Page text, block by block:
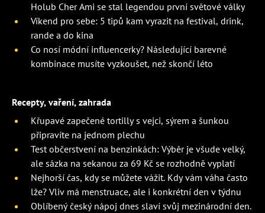
Holub Cher Ami se stal legendou první světové války
Víkend pro sebe: 5 tipů kam vyrazit na festival, drink,
rande a do kina
Co nosí módní influencerky? Následující barevné
kombinace musíte vyzkoušet, než skončí léto
Recepty, vaření, zahrada
Křupavé zapečené tortilly s vejci, sýrem a šunkou
připravíte na jednom plechu
Test občerstvení na benzinkách: Výběr je všude velký,
ale sázka na sekanou za 69 Kč se rozhodně vyplatí
Nejhorší čas, kdy se můžete vážit. Kdy vám váha často
lže? Vliv má menstruace, ale i konkrétní den v týdnu
Oblíbený český nápoj dnes slaví svůj mezinárodní den.